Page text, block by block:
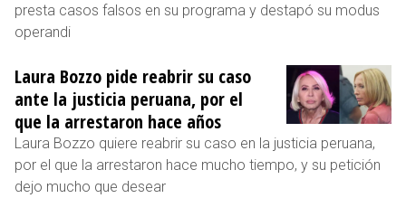
presta casos falsos en su programa y destapó su modus
operandi
Laura Bozzo pide reabrir su caso
ante la justicia peruana, por el
que la arrestaron hace años
Laura Bozzo quiere reabrir su caso en la justicia peruana,
por el que la arrestaron hace mucho tiempo, y su petición
dejo mucho que desear